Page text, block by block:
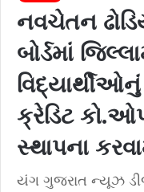
નવચેતન
બોર્ડમાં
ક્રેડિટ
સ્થાપના
યંગ ગુજરાત ન્યૂઝ